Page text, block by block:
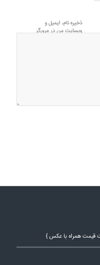
ذخیره نام، ایمیل و
وبسایت من در مرورگر